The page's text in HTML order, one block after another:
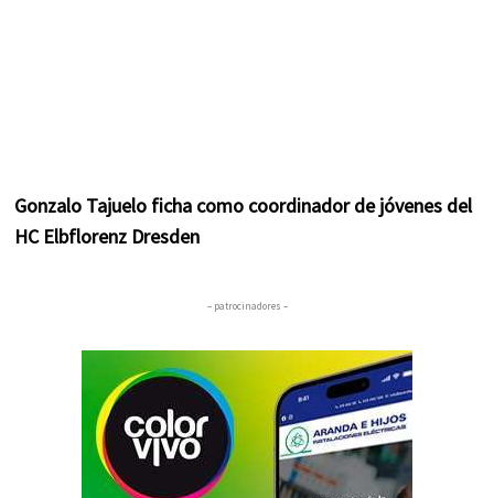
Gonzalo Tajuelo ficha como coordinador de jóvenes del
HC Elbflorenz Dresden
– patrocinadores –